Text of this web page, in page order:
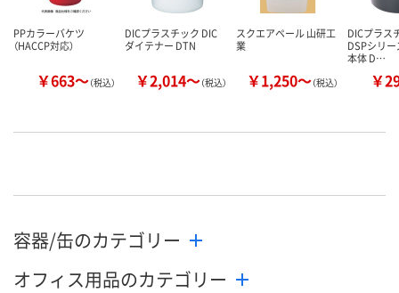
PPカラーバケツ
（HACCP対応）
￥663～（税込）
DICプラスチック DIC
ダイテナー DTN
￥2,014～（税込）
スクエアペール 山研工
業
￥1,250～（税込）
DICプラス
DSPシリ
本体 D…
￥
容器/缶のカテゴリー
オフィス用品のカテゴリー